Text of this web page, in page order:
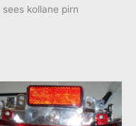
kollane pirn